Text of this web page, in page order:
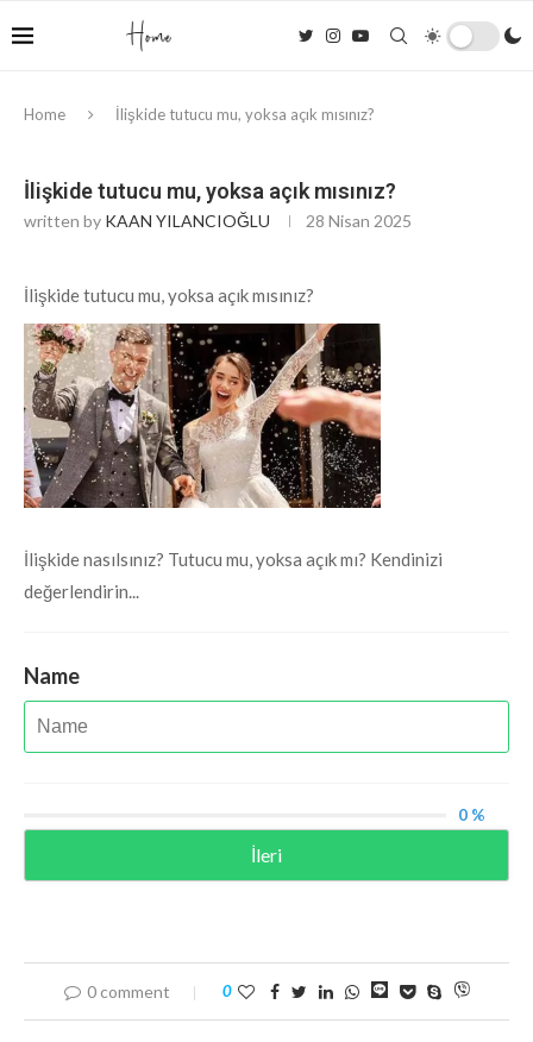
Home İlişkide tutucu mu, yoksa açık mısınız?
İlişkide tutucu mu, yoksa açık mısınız?
written by KAAN YILANCIOĞLU 28 Nisan 2025
İlişkide tutucu mu, yoksa açık mısınız?
İlişkide nasılsınız? Tutucu mu, yoksa açık mı? Kendinizi
değerlendirin...
Name
0 %
İleri
0 comment 0